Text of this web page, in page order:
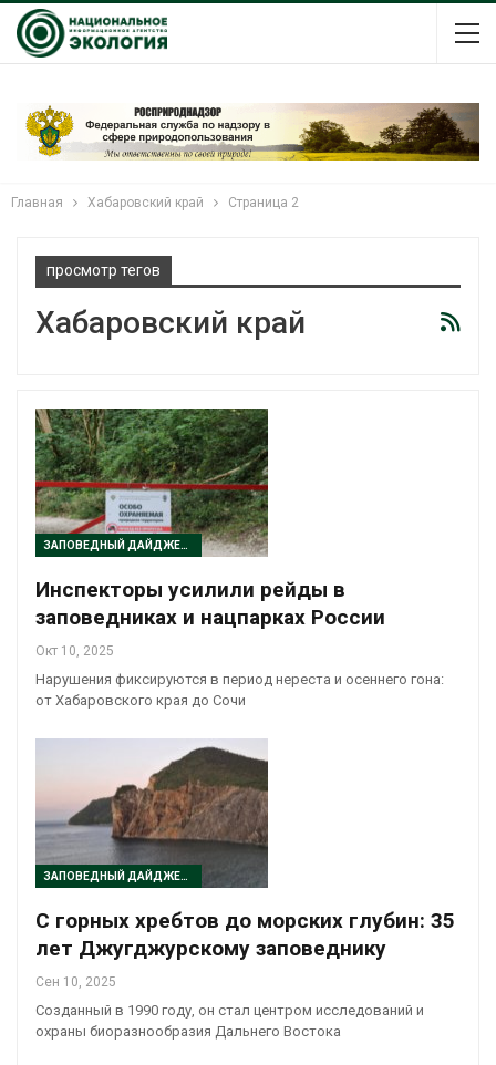
Главная Хабаровский край Страница 2
просмотр тегов
Хабаровский край
ЗАПОВЕДНЫЙ ДАЙДЖЕСТ
Инспекторы усилили рейды в
заповедниках и нацпарках России
Окт 10, 2025
Нарушения фиксируются в период нереста и осеннего гона:
от Хабаровского края до Сочи
ЗАПОВЕДНЫЙ ДАЙДЖЕСТ
С горных хребтов до морских глубин: 35
лет Джугджурскому заповеднику
Сен 10, 2025
Созданный в 1990 году, он стал центром исследований и
охраны биоразнообразия Дальнего Востока